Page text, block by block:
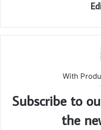
With
Subscribe to
the